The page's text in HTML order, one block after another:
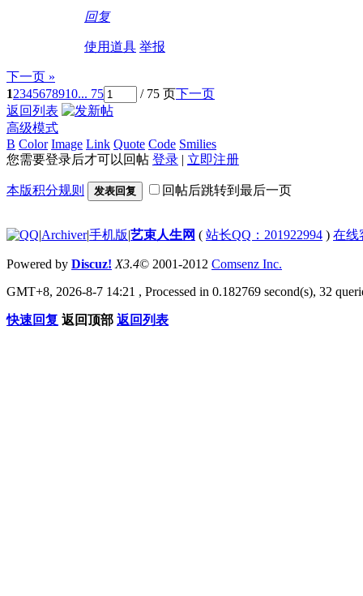
回复
使用道具 举报
下一页 »
12345678910... 75 / 75 页下一页
返回列表
高级模式
B Color Image Link Quote Code Smilies
您需要登录后才可以回帖 登录 | 立即注册
本版积分规则 发表回复 回帖后跳转到最后一页
|Archiver|手机版|艺束人生网 ( 站长QQ：201922994 ) 在线
Powered by Discuz! X3.4© 2001-2012 Comsenz Inc.
GMT+8, 2026-8-7 14:21 , Processed in 0.182769 second(s), 32
快速回复 返回顶部 返回列表